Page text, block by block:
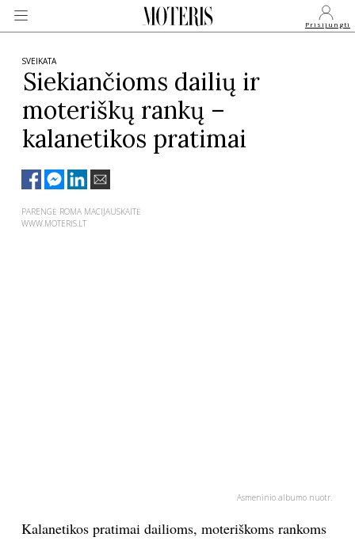
Prisijungti
VEIDAI
MADA
SVEIKATA
Siekiančioms dailių ir
moteriškų rankų –
kalanetikos pratimai
PARENGĖ ROMA MACIJAUSKAITĖ
WWW.MOTERIS.LT
Asmeninio albumo nuotr.
Kalanetikos pratimai dailioms, moteriškoms rankoms